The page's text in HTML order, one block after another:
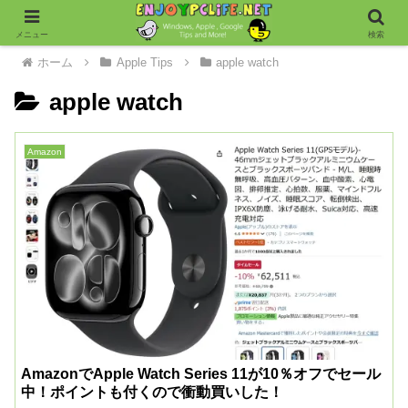
ホーム Apple Tips apple watch
apple watch
Amazon
AmazonでApple Watch Series 11が10％オフでセール
中！ポイントも付くので衝動買いした！
メニュー 検索